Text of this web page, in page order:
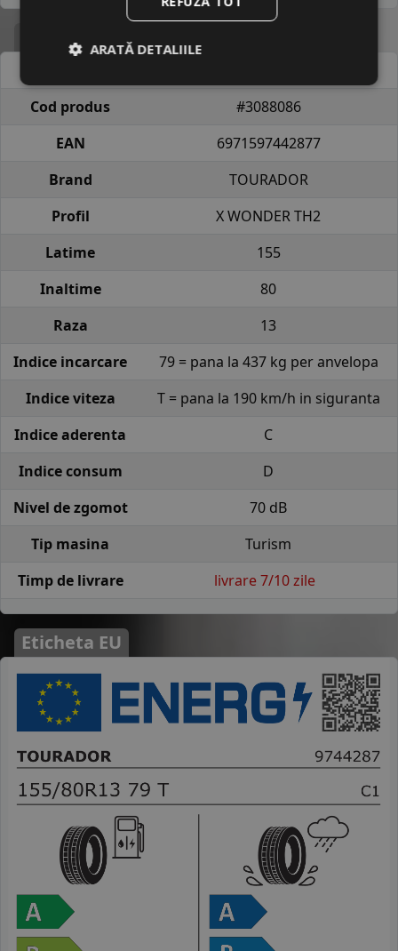
Specificatii
Cod produs
#3088086
EAN
6971597442877
Brand
TOURADOR
Profil
X WONDER TH2
Latime
155
Inaltime
80
Raza
13
Indice incarcare
79 = pana la 437 kg per anvelopa
Indice viteza
T = pana la 190 km/h in siguranta
Indice aderenta
C
Indice consum
D
Nivel de zgomot
70 dB
Tip masina
Turism
Timp de livrare
livrare 7/10 zile
Eticheta EU
ARATĂ DETALIILE